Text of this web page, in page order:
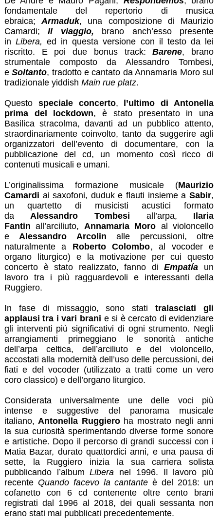
fondamentale del repertorio di musica
ebraica;Armaduk, una composizione di Maurizio
Camardi;Il viaggio, brano anch’esso presente
inLibera,ed in questa versione con il testo da lei
riscritto. E poi due bonus track:Barene, brano
strumentale composto da Alessandro Tombesi,
eSoltanto, tradotto e cantato da Annamaria Moro sul
tradizionale yiddish Main rue platz.
Questo speciale concerto, l’ultimo di Antonella
prima del lockdown, è stato presentato in una
Basilica stracolma, davanti ad un pubblico attento,
straordinariamente coinvolto, tanto da suggerire agli
organizzatori dell’evento di documentare, con la
pubblicazione del cd, un momento così ricco di
contenuti musicali e umani.
L’originalissima formazione musicale (Maurizio
Camardi ai saxofoni, duduk e flauti insieme aSabir,
un quartetto di musicisti acustici formato
da Alessandro Tombesi all’arpa, Ilaria
Fantin all’arciliuto, Annamaria Moro al violoncello
e Alessandro Arcolin alle percussioni, oltre
naturalmente a Roberto Colombo, al vocoder e
organo liturgico) e la motivazione per cui questo
concerto è stato realizzato, fanno diEmpatía un
lavoro tra i più ragguardevoli e interessanti della
Ruggiero.
In fase di missaggio, sono statitralasciati gli
applausi tra i vari brani e si è cercato di evidenziare
gli interventi più significativi di ogni strumento. Negli
arrangiamenti primeggiano le sonorità antiche
dell’arpa celtica, dell’arciliuto e del violoncello,
accostati alla modernità dell’uso delle percussioni, dei
fiati e del vocoder (utilizzato a tratti come un vero
coro classico) e dell’organo liturgico.
Considerata universalmente une delle voci più
intense e suggestive del panorama musicale
italiano, Antonella Ruggieroha mostrato negli anni
la sua curiosità sperimentando diverse forme sonore
e artistiche. Dopo il percorso di grandi successi con i
Matia Bazar, durato quattordici anni, e una pausa di
sette, la Ruggiero inizia la sua carriera solista
pubblicando l’albumLibera nel 1996. Il lavoro più
recente Quando facevo la cantante è del 2018: un
cofanetto con 6 cd contenente oltre cento brani
registrati dal 1996 al 2018, dei quali sessanta non
erano stati mai pubblicati precedentemente.